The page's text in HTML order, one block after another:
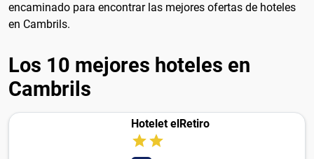
encaminado para encontrar las mejores ofertas de hoteles
en Cambrils.
Los 10 mejores hoteles en
Cambrils
Hotelet elRetiro